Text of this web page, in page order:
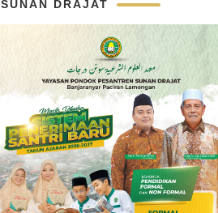
SUNAN DRAJAT